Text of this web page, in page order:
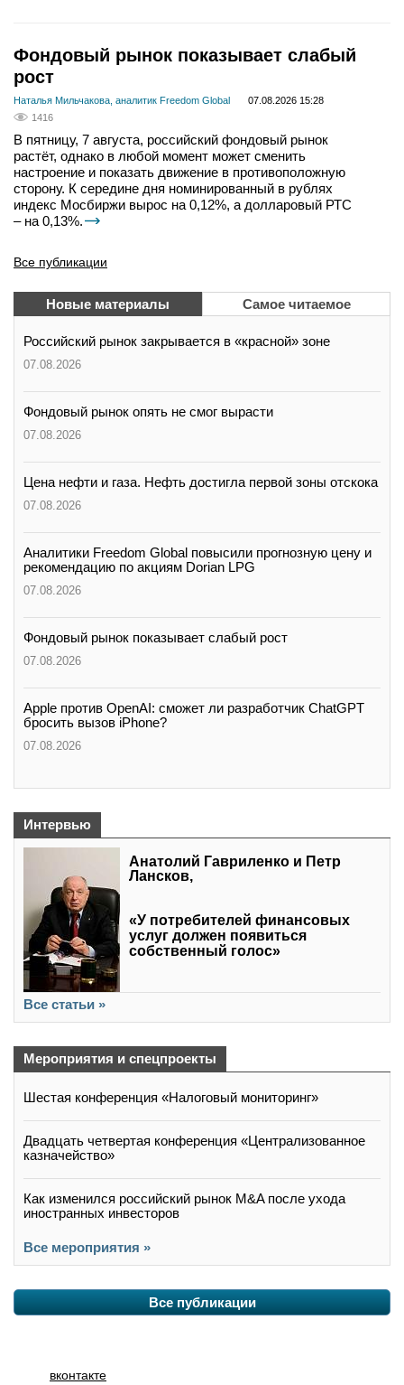
Фондовый рынок показывает слабый
рост
Наталья Мильчакова, аналитик Freedom Global
07.08.2026 15:28
1416
В пятницу, 7 августа, российский фондовый рынок
растёт, однако в любой момент может сменить
настроение и показать движение в противоположную
сторону. К середине дня номинированный в рублях
индекс Мосбиржи вырос на 0,12%, а долларовый РТС
– на 0,13%.
Все публикации
Новые материалы Самое читаемое
Российский рынок закрывается в «красной» зоне
07.08.2026
Фондовый рынок опять не смог вырасти
07.08.2026
Цена нефти и газа. Нефть достигла первой зоны отскока
07.08.2026
Аналитики Freedom Global повысили прогнозную цену и
рекомендацию по акциям Dorian LPG
07.08.2026
Фондовый рынок показывает слабый рост
07.08.2026
Apple против OpenAI: сможет ли разработчик ChatGPT
бросить вызов iPhone?
07.08.2026
Интервью
Анатолий Гавриленко и Петр
Лансков,
«У потребителей финансовых
услуг должен появиться
собственный голос»
Все статьи »
Мероприятия и спецпроекты
Шестая конференция «Налоговый мониторинг»
Двадцать четвертая конференция «Централизованное
казначейство»
Как изменился российский рынок M&A после ухода
иностранных инвесторов
Все мероприятия »
Все публикации
вконтакте